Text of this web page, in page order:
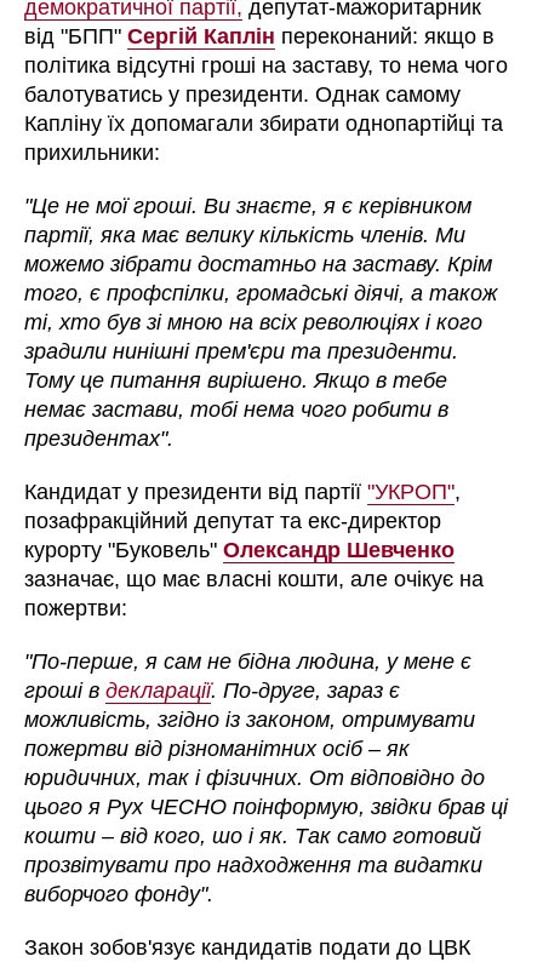
демократичної партії, депутат-мажоритарник
від "БПП"Сергій Каплін переконаний: якщо в
політика відсутні гроші на заставу, то нема чого
балотуватись у президенти. Однак самому
Капліну їх допомагали збирати однопартійці та
прихильники:
"Це не мої гроші. Ви знаєте, я є керівником
партії, яка має велику кількість членів. Ми
можемо зібрати достатньо на заставу. Крім
того, є профспілки, громадські діячі, а також
ті, хто був зі мною на всіх революціях і кого
зрадили нинішні прем'єри та президенти.
Тому це питання вирішено. Якщо в тебе
немає застави, тобі нема чого робити в
президентах".
Кандидат у президенти від партії"УКРОП",
позафракційний депутат та екс-директор
курорту "Буковель"Олександр Шевченко
зазначає, що має власні кошти, але очікує на
пожертви:
"По-перше, я сам не бідна людина, у мене є
гроші вдекларації. По-друге, зараз є
можливість, згідно із законом, отримувати
пожертви від різноманітних осіб – як
юридичних, так і фізичних. От відповідно до
цього я Рух ЧЕСНО поінформую, звідки брав ці
кошти – від кого, шо і як. Так само готовий
прозвітувати про надходження та видатки
виборчого фонду".
Закон зобов'язує кандидатів подати до ЦВК